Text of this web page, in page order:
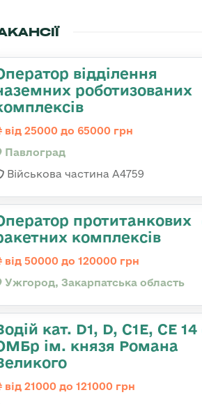
відділення
роботизованих
від 25000 до 65000 грн
Павлоград
Військова частина А4759
протитанкових
комплексів
від 50000 до 120000 грн
Ужгород, Закарпатська область
кат. D1, D, C1E, CE 14
ім. князя Романа
від 21000 до 121000 грн